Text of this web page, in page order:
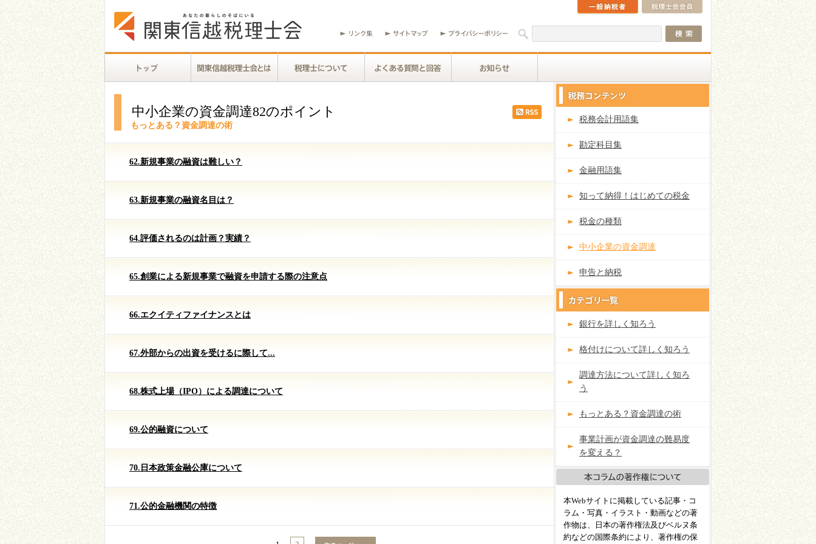
中小企業の資金調達82のポイント
もっとある？資金調達の術
62.新規事業の融資は難しい？
63.新規事業の融資名目は？
64.評価されるのは計画？実績？
65.創業による新規事業で融資を申請する際の注意点
66.エクイティファイナンスとは
67.外部からの出資を受けるに際して...
68.株式上場（IPO）による調達について
69.公的融資について
70.日本政策金融公庫について
71.公的金融機関の特徴
税務会計用語集
勘定科目集
金融用語集
知って納得！はじめての税金
税金の種類
中小企業の資金調達
申告と納税
銀行を詳しく知ろう
格付けについて詳しく知ろう
調達方法について詳しく知ろ
う
もっとある？資金調達の術
事業計画が資金調達の難易度
を変える？
本Webサイトに掲載している記事・コ
ラム・写真・イラスト・動画などの著
作物は、日本の著作権法及びベルヌ条
約などの国際条約により、著作権の保